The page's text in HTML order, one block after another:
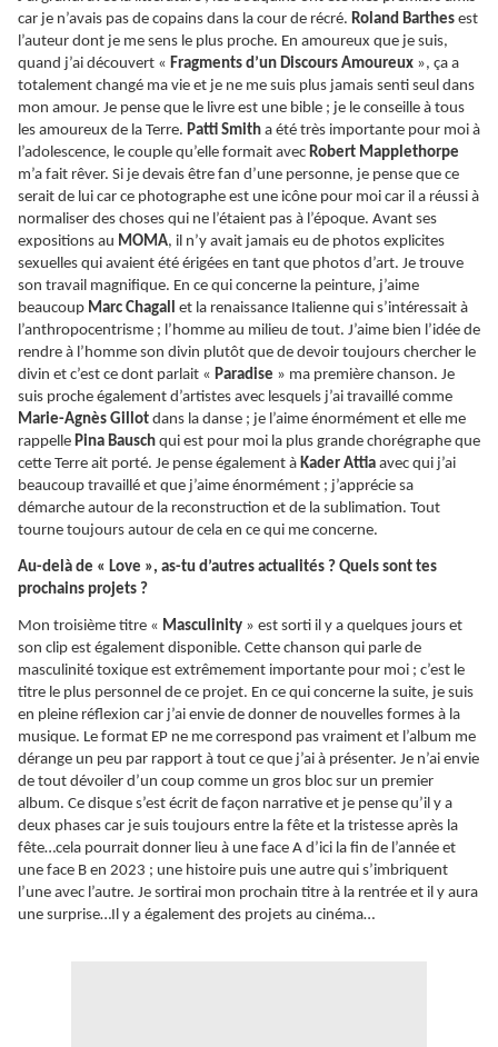
car je n’avais pas de copains dans la cour de récré. Roland Barthes est
l’auteur dont je me sens le plus proche. En amoureux que je suis,
quand j’ai découvert « Fragments d’un Discours Amoureux », ça a
totalement changé ma vie et je ne me suis plus jamais senti seul dans
mon amour. Je pense que le livre est une bible ; je le conseille à tous
les amoureux de la Terre. Patti Smith a été très importante pour moi à
l’adolescence, le couple qu’elle formait avec Robert Mapplethorpe
m’a fait rêver. Si je devais être fan d’une personne, je pense que ce
serait de lui car ce photographe est une icône pour moi car il a réussi à
normaliser des choses qui ne l’étaient pas à l’époque. Avant ses
expositions au MOMA, il n’y avait jamais eu de photos explicites
sexuelles qui avaient été érigées en tant que photos d’art. Je trouve
son travail magnifique. En ce qui concerne la peinture, j’aime
beaucoup Marc Chagall et la renaissance Italienne qui s’intéressait à
l’anthropocentrisme ; l’homme au milieu de tout. J’aime bien l’idée de
rendre à l’homme son divin plutôt que de devoir toujours chercher le
divin et c’est ce dont parlait « Paradise » ma première chanson. Je
suis proche également d’artistes avec lesquels j’ai travaillé comme
Marie-Agnès Gillot dans la danse ; je l’aime énormément et elle me
rappelle Pina Bausch qui est pour moi la plus grande chorégraphe que
cette Terre ait porté. Je pense également à Kader Attia avec qui j’ai
beaucoup travaillé et que j’aime énormément ; j’apprécie sa
démarche autour de la reconstruction et de la sublimation. Tout
tourne toujours autour de cela en ce qui me concerne.
Au-delà de « Love », as-tu d’autres actualités ? Quels sont tes
prochains projets ?
Mon troisième titre « Masculinity » est sorti il y a quelques jours et
son clip est également disponible. Cette chanson qui parle de
masculinité toxique est extrêmement importante pour moi ; c’est le
titre le plus personnel de ce projet. En ce qui concerne la suite, je suis
en pleine réflexion car j’ai envie de donner de nouvelles formes à la
musique. Le format EP ne me correspond pas vraiment et l’album me
dérange un peu par rapport à tout ce que j’ai à présenter. Je n’ai envie
de tout dévoiler d’un coup comme un gros bloc sur un premier
album. Ce disque s’est écrit de façon narrative et je pense qu’il y a
deux phases car je suis toujours entre la fête et la tristesse après la
fête…cela pourrait donner lieu à une face A d’ici la fin de l’année et
une face B en 2023 ; une histoire puis une autre qui s’imbriquent
l’une avec l’autre. Je sortirai mon prochain titre à la rentrée et il y aura
une surprise…Il y a également des projets au cinéma…